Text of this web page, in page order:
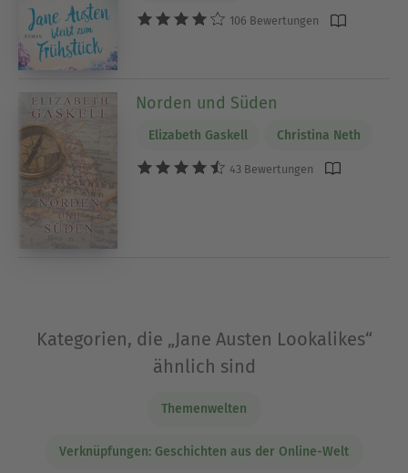
106 Bewertungen
Norden und Süden
Elizabeth Gaskell Christina Neth
43 Bewertungen
Kategorien, die „Jane Austen Lookalikes“
ähnlich sind
Themenwelten
Verknüpfungen: Geschichten aus der Online-Welt